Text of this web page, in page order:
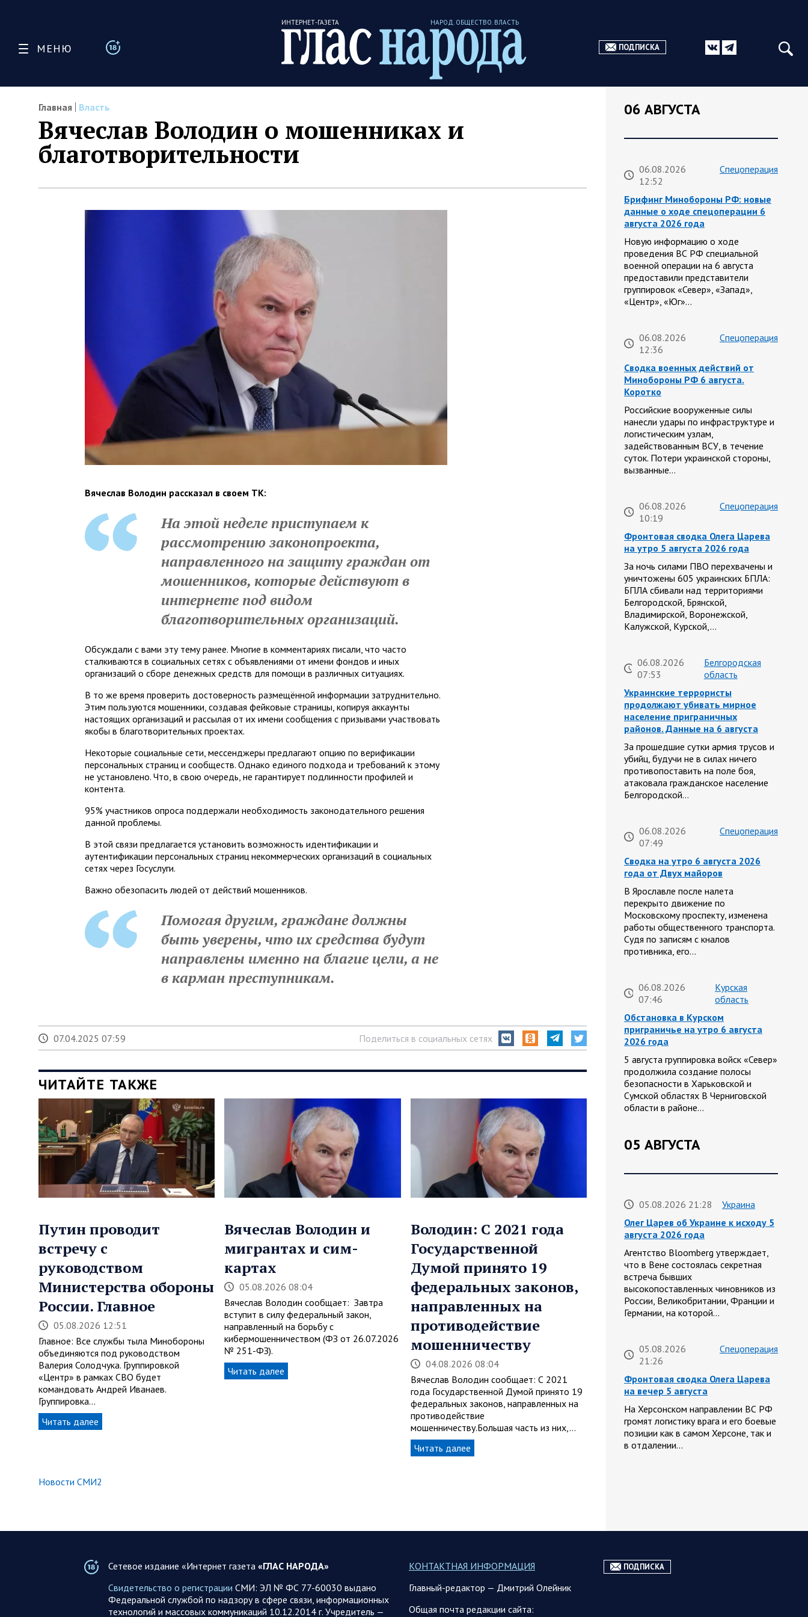
МЕНЮ
ИНТЕРНЕТ-ГАЗЕТА НАРОД. ОБЩЕСТВО. ВЛАСТЬ
ПОДПИСКА
Главная Власть
Вячеслав Володин о мошенниках и
благотворительности
Вячеслав Володин рассказал в своем ТК:
На этой неделе приступаем к
рассмотрению законопроекта,
направленного на защиту граждан от
мошенников, которые действуют в
интернете под видом
благотворительных организаций.
Обсуждали с вами эту тему ранее. Многие в комментариях писали, что часто
сталкиваются в социальных сетях с объявлениями от имени фондов и иных
организаций о сборе денежных средств для помощи в различных ситуациях.
В то же время проверить достоверность размещённой информации затруднительно.
Этим пользуются мошенники, создавая фейковые страницы, копируя аккаунты
настоящих организаций и рассылая от их имени сообщения с призывами участвовать
якобы в благотворительных проектах.
Некоторые социальные сети, мессенджеры предлагают опцию по верификации
персональных страниц и сообществ. Однако единого подхода и требований к этому
не установлено. Что, в свою очередь, не гарантирует подлинности профилей и
контента.
95% участников опроса поддержали необходимость законодательного решения
данной проблемы.
В этой связи предлагается установить возможность идентификации и
аутентификации персональных страниц некоммерческих организаций в социальных
сетях через Госуслуги.
Важно обезопасить людей от действий мошенников.
Помогая другим, граждане должны
быть уверены, что их средства будут
направлены именно на благие цели, а не
в карман преступникам.
07.04.2025 07:59 Поделиться в социальных сетях
ЧИТАЙТЕ ТАКЖЕ
Путин проводит
встречу с
руководством
Министерства обороны
России. Главное
05.08.2026 12:51
Главное: Все службы тыла Минобороны
объединяются под руководством
Валерия Солодчука. Группировкой
«Центр» в рамках СВО будет
командовать Андрей Иванаев.
Группировка…
Читать далее
Вячеслав Володин и
мигрантах и сим-
картах
05.08.2026 08:04
Вячеслав Володин сообщает: Завтра
вступит в силу федеральный закон,
направленный на борьбу с
кибермошенничеством (ФЗ от 26.07.2026
№ 251-ФЗ).
Читать далее
Володин: С 2021 года
Государственной
Думой принято 19
федеральных законов,
направленных на
противодействие
мошенничеству
04.08.2026 08:04
Вячеслав Володин сообщает: С 2021
года Государственной Думой принято 19
федеральных законов, направленных на
противодействие
мошенничеству.Большая часть из них,…
Читать далее
Новости СМИ2
06 АВГУСТА
06.08.2026
12:52
Спецоперация
Брифинг Минобороны РФ: новые
данные о ходе спецоперации 6
августа 2026 года
Новую информацию о ходе
проведения ВС РФ специальной
военной операции на 6 августа
предоставили представители
группировок «Север», «Запад»,
«Центр», «Юг»…
06.08.2026
12:36
Спецоперация
Сводка военных действий от
Минобороны РФ 6 августа.
Коротко
Российские вооруженные силы
нанесли удары по инфраструктуре и
логистическим узлам,
задействованным ВСУ, в течение
суток. Потери украинской стороны,
вызванные…
06.08.2026
10:19
Спецоперация
Фронтовая сводка Олега Царева
на утро 5 августа 2026 года
За ночь силами ПВО перехвачены и
уничтожены 605 украинских БПЛА:
БПЛА сбивали над территориями
Белгородской, Брянской,
Владимирской, Воронежской,
Калужской, Курской,…
06.08.2026
07:53
Белгородская
область
Украинские террористы
продолжают убивать мирное
население приграничных
районов. Данные на 6 августа
За прошедшие сутки армия трусов и
убийц, будучи не в силах ничего
противопоставить на поле боя,
атаковала гражданское население
Белгородской…
06.08.2026
07:49
Спецоперация
Сводка на утро 6 августа 2026
года от Двух майоров
В Ярославле после налета
перекрыто движение по
Московскому проспекту, изменена
работы общественного транспорта.
Судя по записям с кналов
противника, его…
06.08.2026
07:46
Курская
область
Обстановка в Курском
приграничье на утро 6 августа
2026 года
5 августа группировка войск «Север»
продолжила создание полосы
безопасности в Харьковской и
Сумской областях В Черниговской
области в районе…
05 АВГУСТА
05.08.2026 21:28
Украина
Олег Царев об Украине к исходу 5
августа 2026 года
Агентство Bloomberg утверждает,
что в Вене состоялась секретная
встреча бывших
высокопоставленных чиновников из
России, Великобритании, Франции и
Германии, на которой…
05.08.2026
21:26
Спецоперация
Фронтовая сводка Олега Царева
на вечер 5 августа
На Херсонском направлении ВС РФ
громят логистику врага и его боевые
позиции как в самом Херсоне, так и
в отдалении…
проведения ВС РФ специальной
военной операции на 5 августа
Сетевое издание «Интернет газета «ГЛАС НАРОДА»
Свидетельство о регистрации СМИ: ЭЛ № ФС 77-60030 выдано
Федеральной службой по надзору в сфере связи, информационных
технологий и массовых коммуникаций 10.12.2014 г. Учредитель —
КОНТАКТНАЯ ИНФОРМАЦИЯ
Главный-редактор — Дмитрий Олейник
Общая почта редакции сайта:
ПОДПИСКА